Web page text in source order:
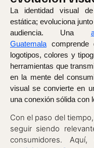
La identidad visual
estática; evoluciona
audiencia. Una
Guatemala
logotipos, colores y
herramientas que
en la mente del
visual se convierte en
una conexión sólida con
Con el paso del
seguir siendo
consumidores.